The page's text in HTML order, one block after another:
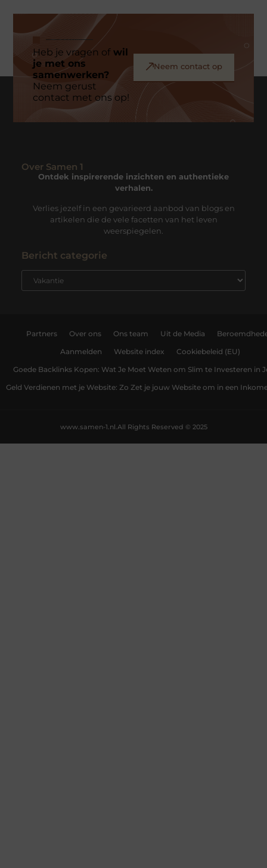
Heb je vragen ofwil
je met ons
samenwerken?
Neem gerust
contact met ons op!
Neem contact op
Over Samen 1
Ontdek inspirerende inzichten en authentieke
verhalen.
Verlies jezelf in een gevarieerd aanbod van blogs en
artikelen die de vele facetten van het leven
weerspiegelen.
Bericht categorie
Partners Over ons Ons team Uit de Media
Aanmelden Website index Cookiebeleid (EU)
Goede Backlinks Kopen: Wat Je Moet Weten om Slim te Investeren in
Geld Verdienen met je Website: Zo Zet je jouw Website om in een
All Rights Reserved © 2025
www.samen-1.nl.